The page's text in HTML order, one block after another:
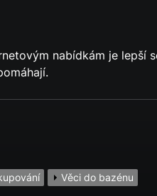
nabídkám je lepší
Věci do bazénu